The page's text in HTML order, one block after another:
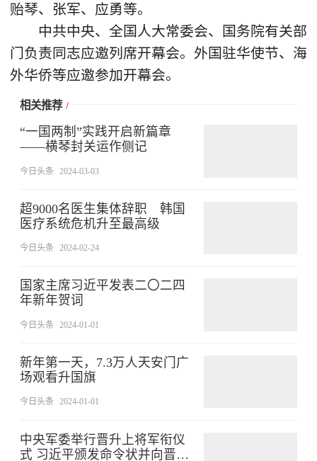
贻琴、张军、应勇等。
中共中央、全国人大常委会、国务院有关部
门负责同志应邀列席开幕会。外国驻华使节、海
外华侨等应邀参加开幕会。
相关推荐 /
“一国两制”实践开启新篇章
——横琴封关运作侧记
今日头条 2024-03-03
超9000名医生集体辞职 韩国
医疗系统危机升至最高级
今日头条 2024-02-24
国家主席习近平发表二〇二四
年新年贺词
今日头条 2024-01-01
新年第一天，7.3万人天安门广
场观看升国旗
今日头条 2024-01-01
中央军委举行晋升上将军衔仪
式 习近平颁发命令状并向晋衔